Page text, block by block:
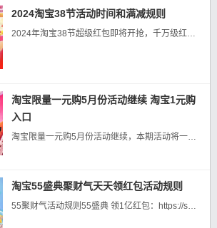
2024淘宝38节活动时间和满减规则
2024年淘宝38节超级红包即将开抢，千万级红包池；红包发放的时间点是在3月2号的12点到3月8号的24点；下面小微来给大家介绍一下今年超级红包的几个玩法：...
淘宝限量一元购5月份活动继续 淘宝1元购
入口
淘宝限量一元购5月份活动继续，本期活动将一直持续到5月底。下面一起来看看淘宝一元购入口及抢购攻略吧。淘宝一元购在哪里找？我们想要抢淘宝一元购，在淘宝APP是没有办法找到的，因为这是淘宝官方内部福利活动，只...
淘宝55盛典聚财气天天领红包活动规则
55聚财气活动规则55盛典 领1亿红包：https://s.click.taobao.com/wDdvXou点击自动复制口令：￥LioaXWh43gg￥-----淘宝每天1元 购入口：每天数万款...